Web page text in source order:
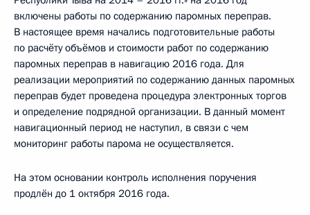
включены работы по содержанию паромных переправ.
В настоящее время начались подготовительные работы
по расчёту объёмов и стоимости работ по содержанию
паромных переправ в навигацию 2016 года. Для
реализации мероприятий по содержанию данных паромных
переправ будет проведена процедура электронных торгов
и определение подрядной организации. В данный момент
навигационный период не наступил, в связи с чем
мониторинг работы парома не осуществляется.
На этом основании контроль исполнения поручения
продлён до 1 октября 2016 года.